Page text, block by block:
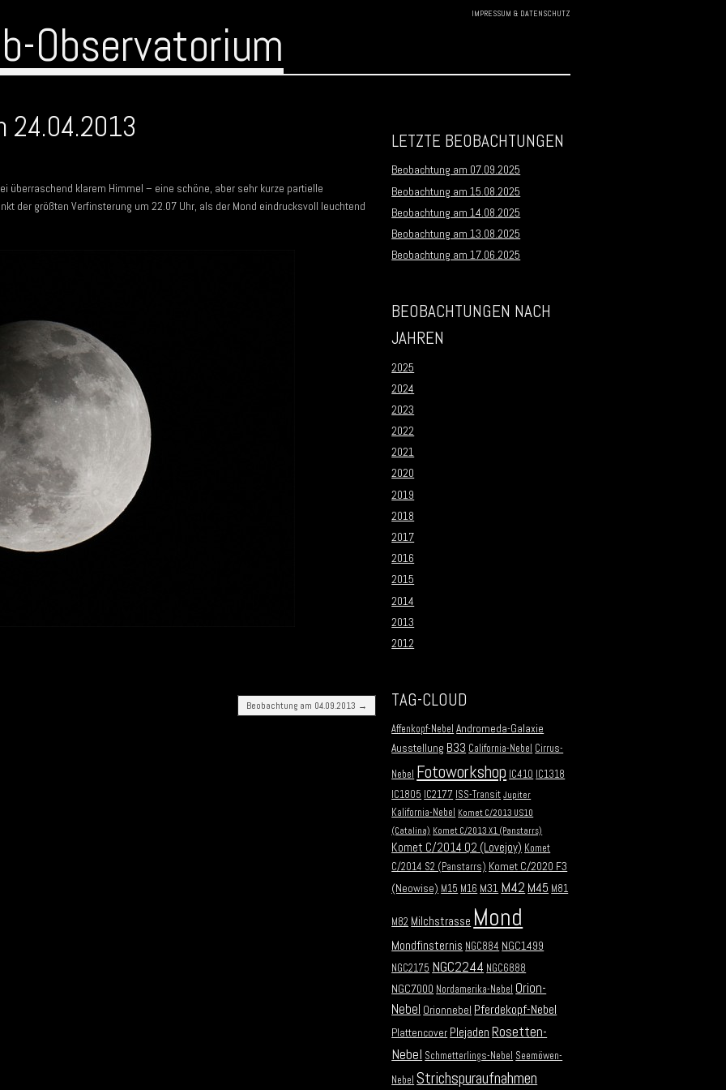
IMPRESSUM & DATENSCHUTZ
Observatorium
24.04.2013
überraschend klarem Himmel – eine schöne, aber sehr kurze partielle
der größten Verfinsterung um 22.07 Uhr, als der Mond eindrucksvoll leuchtend
Beobachtung am 04.09.2013 →
LETZTE BEOBACHTUNGEN
Beobachtung am 07.09.2025
Beobachtung am 15.08.2025
Beobachtung am 14.08.2025
Beobachtung am 13.08.2025
Beobachtung am 17.06.2025
BEOBACHTUNGEN NACH
JAHREN
2025
2024
2023
2022
2021
2020
2019
2018
2017
2016
2015
2014
2013
2012
TAG-CLOUD
Affenkopf-Nebel Andromeda-Galaxie
Ausstellung B33 California-Nebel Cirrus-
Nebel Fotoworkshop IC410 IC1318
IC1805 IC2177 ISS-Transit Jupiter
Kalifornia-Nebel Komet C/2013 US10
(Catalina) Komet C/2013 X1 (Panstarrs)
Komet C/2014 Q2 (Lovejoy) Komet
C/2014 S2 (Panstarrs) Komet C/2020 F3
(Neowise) M15 M16 M31 M42 M45 M81
M82 Milchstrasse Mond
Mondfinsternis NGC884 NGC1499
NGC2175 NGC2244 NGC6888
NGC7000 Nordamerika-Nebel Orion-
Nebel Orionnebel Pferdekopf-Nebel
Plattencover Plejaden Rosetten-
Nebel Schmetterlings-Nebel Seemöwen-
Nebel Strichspuraufnahmen